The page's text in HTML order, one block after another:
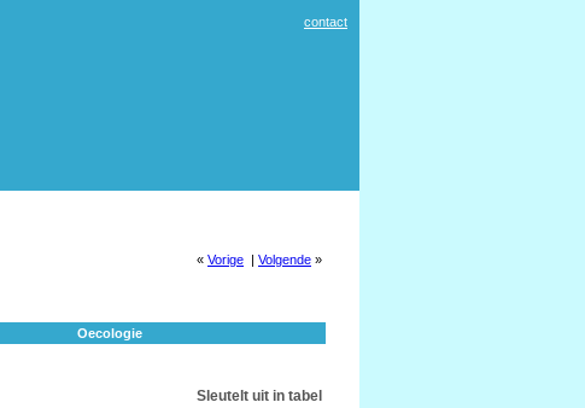
contact
« Vorige | Volgende »
Oecologie
Sleutelt uit in tabel